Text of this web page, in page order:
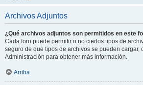
Archivos Adjuntos
¿Qué archivos adjuntos son permitidos en este
Cada foro puede permitir o no ciertos tipos de
seguro de que tipos de archivos se pueden cargar,
Administración para obtener más información.
Arriba